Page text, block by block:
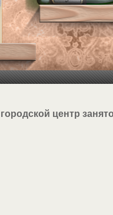
центр